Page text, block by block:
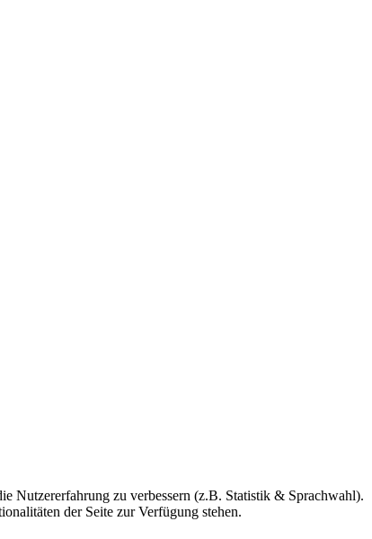
Nutzererfahrung zu verbessern (z.B. Statistik & Sprachwahl).
der Seite zur Verfügung stehen.